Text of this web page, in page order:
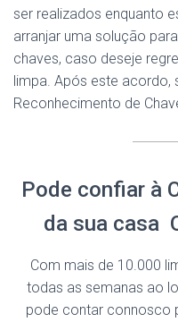
ser realizados enquanto
arranjar uma solução
chaves, caso deseje
limpa. Após este acordo,
Reconhecimento de
Pode confiar à
da sua casa
Com mais de 10.000
todas as semanas ao
pode contar connosco